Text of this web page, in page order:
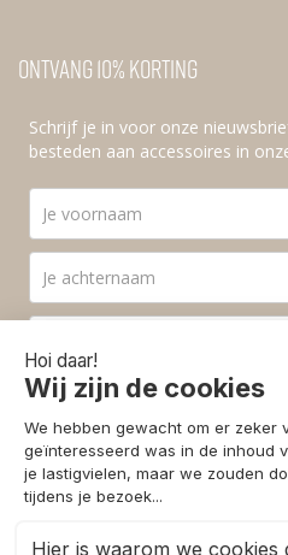
Ontvang 10% korting
Schrijf je in voor onze
besteden aan accessoires in
Ik ga akkoord met de